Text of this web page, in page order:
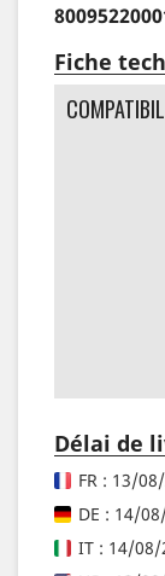
Fiche
Délai de
FR : 13/
DE : 14/
IT : 14/08/